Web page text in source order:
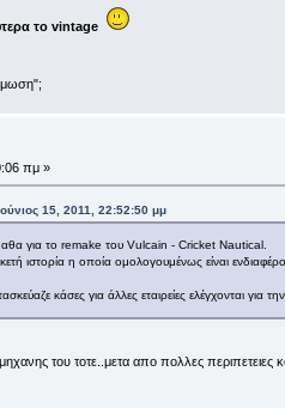
το vintage
πμ »
15, 2011, 22:52:50 μμ
για το remake του Vulcain - Cricket Nautical.
ιστορία η οποία ομολογουμένως είναι
κάσες για άλλες εταιρείες ελέγχονται για την
του τοτε..μετα απο πολλες περιπετειες